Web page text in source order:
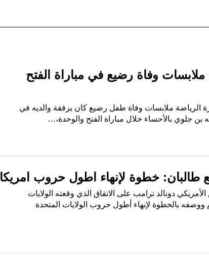
وفاة رضيع في مباراة الفتح
الرياضة ملابسات وفاة طفل رضيع كان برفقة والديه في
بن جلوي بالأحساء خلال مباراة الفتح والوحدة،…
طالبان: خطوة لإنهاء أطول حروب أمريكا
دونالد ترامب على الاتفاق الذي وقعته الولايات
ووصفه بالخطوة لإنهاء أطول حروب الولايات المتحدة